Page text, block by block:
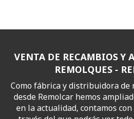
VENTA DE RECAMBIOS Y
REMOLQUES -
Como fábrica y distribuidora de
desde Remolcar hemos
en la actualidad, contamos